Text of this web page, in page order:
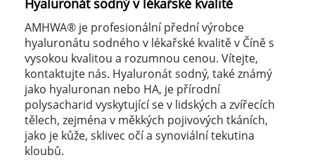
Hyaluronát sodný v lékařské kvalitě
AMHWA® je profesionální přední výrobce
hyaluronátu sodného v lékařské kvalitě v Číně s
vysokou kvalitou a rozumnou cenou. Vítejte,
kontaktujte nás. Hyaluronát sodný, také známý
jako hyaluronan nebo HA, je přírodní
polysacharid vyskytující se v lidských a zvířecích
tělech, zejména v měkkých pojivových tkáních,
jako je kůže, sklivec očí a synoviální tekutina
kloubů.